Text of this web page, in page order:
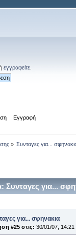
εγγραφείτε
Εγγραφή
» Συνταγες για...
Συνταγες για...
για... σφηνακια
#25 στις: 30/01/07, 14:21